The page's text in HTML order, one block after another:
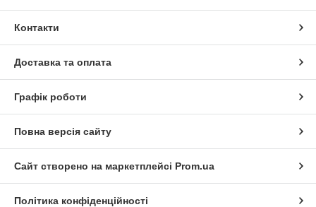
Контакти
Доставка та оплата
Графік роботи
Повна версія сайту
Сайт створено на маркетплейсі Prom.ua
Політика конфіденційності